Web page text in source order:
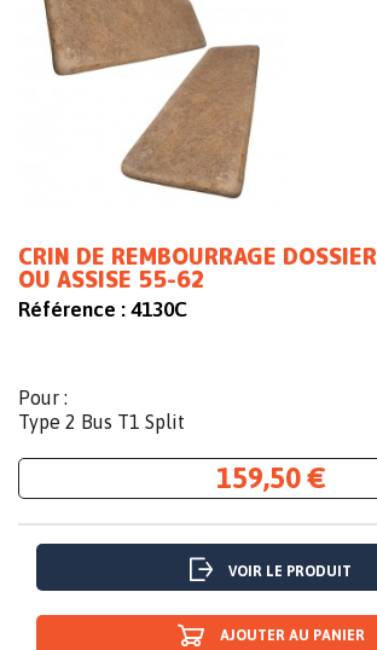
CRIN DE REMBOURRAGE DOSSIER
OU ASSISE 55-62
Référence : 4130C
Pour :
Type 2 Bus T1 Split
159,50 €
VOIR LE PRODUIT
AJOUTER AU PANIER